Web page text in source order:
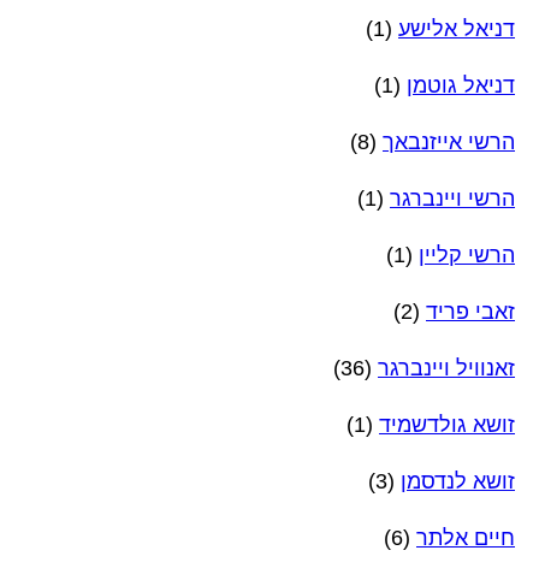
דניאל אלישע (1)
דניאל גוטמן (1)
הרשי אייזנבאך (8)
הרשי ויינברגר (1)
הרשי קליין (1)
זאבי פריד (2)
זאנוויל ויינברגר (36)
זושא גולדשמיד (1)
זושא לנדסמן (3)
חיים אלתר (6)